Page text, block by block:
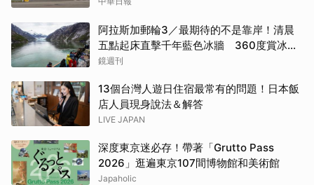
阿拉斯加郵輪3／最期待的不是靠岸！清晨
五點起床直擊千年藍色冰牆 360度賞冰川
太療癒
鏡週刊
13個台灣人遊日住宿最常有的問題！日本飯
店人員現身說法＆解答
LIVE JAPAN
深度東京迷必存！帶著「Grutto Pass
2026」逛遍東京107間博物館和美術館
Japaholic